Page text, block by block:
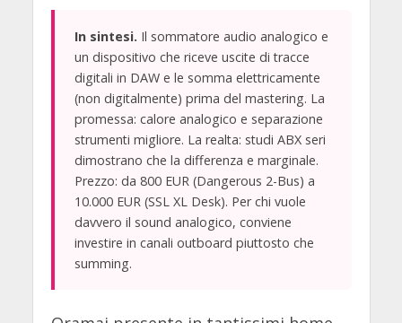
In sintesi. Il sommatore audio analogico e
un dispositivo che riceve uscite di tracce
digitali in DAW e le somma elettricamente
(non digitalmente) prima del mastering. La
promessa: calore analogico e separazione
strumenti migliore. La realta: studi ABX seri
dimostrano che la differenza e marginale.
Prezzo: da 800 EUR (Dangerous 2-Bus) a
10.000 EUR (SSL XL Desk). Per chi vuole
davvero il sound analogico, conviene
investire in canali outboard piuttosto che
summing.